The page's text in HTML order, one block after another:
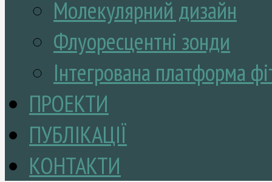
Молекулярний дизайн
Флуоресцентні зонди
Інтегрована платформа
ПРОЕКТИ
ПУБЛІКАЦІЇ
КОНТАКТИ